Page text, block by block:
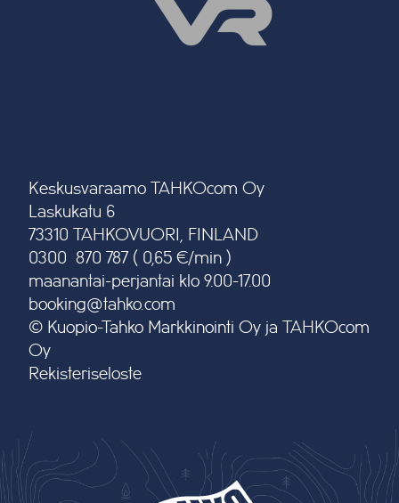
Keskusvaraamo TAHKOcom Oy
Laskukatu 6
73310 TAHKOVUORI, FINLAND
0300 870 787 ( 0,65 €/min )
maanantai-perjantai klo 9.00-17.00
booking@tahko.com
© Kuopio-Tahko Markkinointi Oy ja TAHKOcom
Oy
Rekisteriseloste